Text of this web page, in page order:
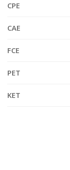
CPE
CAE
FCE
PET
KET